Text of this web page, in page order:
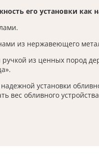
его установки
из нержавеющего
из ценных пород
установки
вес обливного